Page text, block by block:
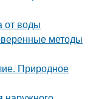
от воды
методы
Природное